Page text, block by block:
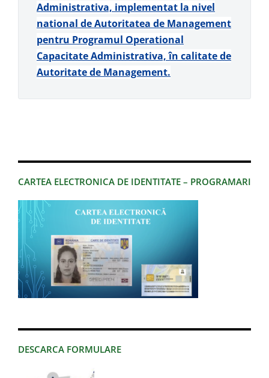
CARTEA ELECTRONICA DE IDENTITATE – PROGRAMARI
DESCARCA FORMULARE
Administrativa, implementat la nivel
national de Autoritatea de Management
pentru Programul Operational
Capacitate Administrativa, în calitate de
Autoritate de Management.